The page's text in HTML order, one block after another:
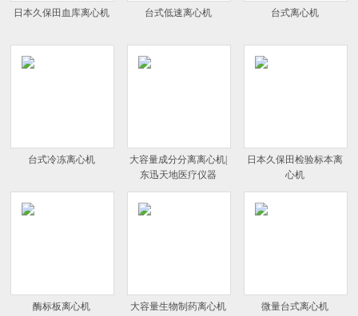
日本久保田血库离心机 台式低速离心机 台式离心机
台式冷冻离心机
大容量成分分离离心机|
东迅天地医疗仪器
日本久保田检验标本离
心机
酶标板离心机 大容量生物制药离心机 微量台式离心机